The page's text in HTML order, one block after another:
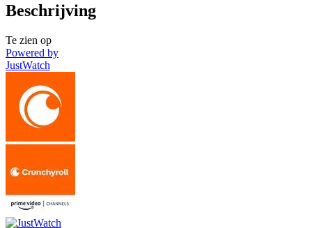
Beschrijving
Te zien op
Powered by
JustWatch